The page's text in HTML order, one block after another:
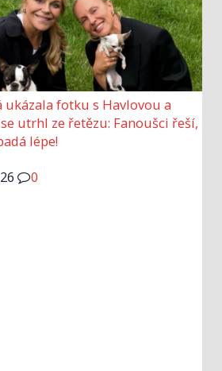
ukázala fotku s Havlovou a
utrhl ze řetězu: Fanoušci řeší,
lépe!
0